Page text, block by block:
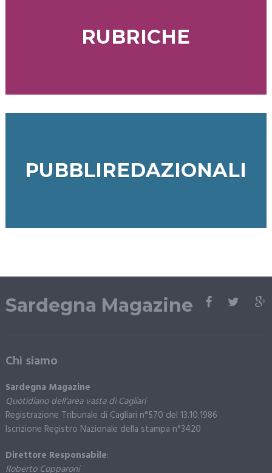
RUBRICHE
PUBBLIREDAZIONALI
Sardegna Magazine
Chi siamo
Sardegna Magazine
Quotidiano dell’area vasta di Cagliari
Registrazione Tribunale di Cagliari n°570 del 13.10.1986
Iscrizione Registro Nazionale della stampa n°3420
Direttore Responsabile:
Roberto Copparoni